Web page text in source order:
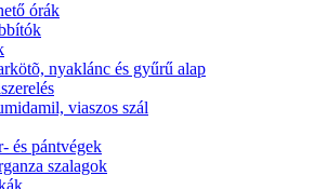
órák
nyaklánc és gyűrű alap
viaszos szál
és pántvégek
szalagok